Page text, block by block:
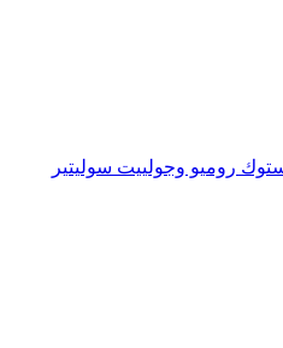
روميو وجولييت سوليتير